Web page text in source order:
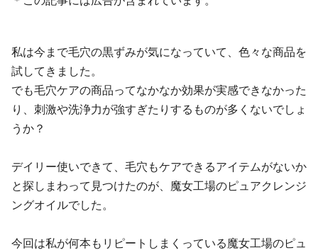
私は今まで毛穴の黒ずみが気になっていて、色々な商品を
試してきました。
でも毛穴ケアの商品ってなかなか効果が実感できなかった
り、刺激や洗浄力が強すぎたりするものが多くないでしょ
うか？
デイリー使いできて、毛穴もケアできるアイテムがないか
と探しまわって見つけたのが、魔女工場のピュアクレンジ
ングオイルでした。
今回は私が何本もリピートしまくっている魔女工場のピュ